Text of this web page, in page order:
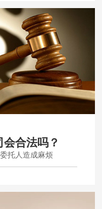
合法吗？
托人造成麻烦